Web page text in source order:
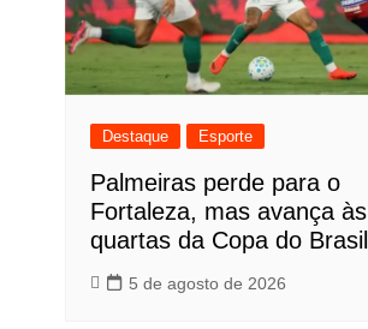
Destaque Esporte
Palmeiras perde para o
Fortaleza, mas avança às
quartas da Copa do Brasil
5 de agosto de 2026